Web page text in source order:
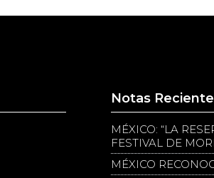
Notas
MÉXICO: “LA
FESTIVAL DE
MÉXICO